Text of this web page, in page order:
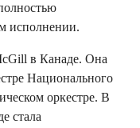
исполнении.
в Канаде. Она
Национального
оркестре. В
стала